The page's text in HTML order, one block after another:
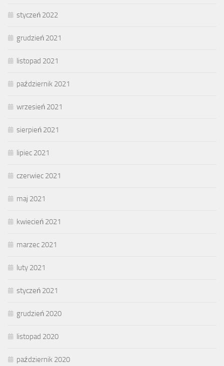
styczeń 2022
grudzień 2021
listopad 2021
październik 2021
wrzesień 2021
sierpień 2021
lipiec 2021
czerwiec 2021
maj 2021
kwiecień 2021
marzec 2021
luty 2021
styczeń 2021
grudzień 2020
listopad 2020
październik 2020